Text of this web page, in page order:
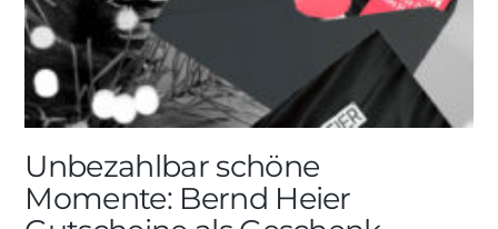
Unbezahlbar schöne
Momente: Bernd Heier